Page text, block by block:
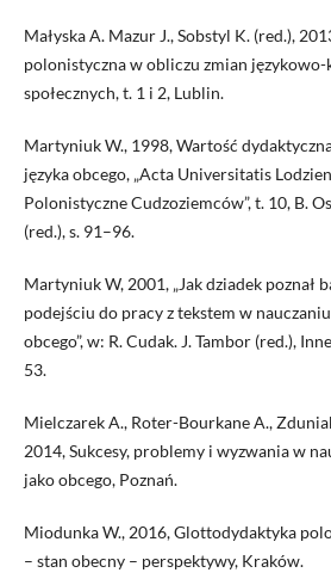
Małyska A. Mazur J., Sobstyl K. (red.),
polonistyczna w obliczu zmian
społecznych, t. 1 i 2, Lublin.
Martyniuk W., 1998, Wartość
języka obcego, „Acta Universitatis
Polonistyczne Cudzoziemców”, t. 10, B.
(red.), s. 91–96.
Martyniuk W, 2001, „Jak dziadek poznał
podejściu do pracy z tekstem w
obcego”, w: R. Cudak. J. Tambor (red.),
53.
Mielczarek A., Roter-Bourkane A.,
2014, Sukcesy, problemy i wyzwania w
jako obcego, Poznań.
Miodunka W., 2016, Glottodydaktyka
– stan obecny – perspektywy, Kraków.